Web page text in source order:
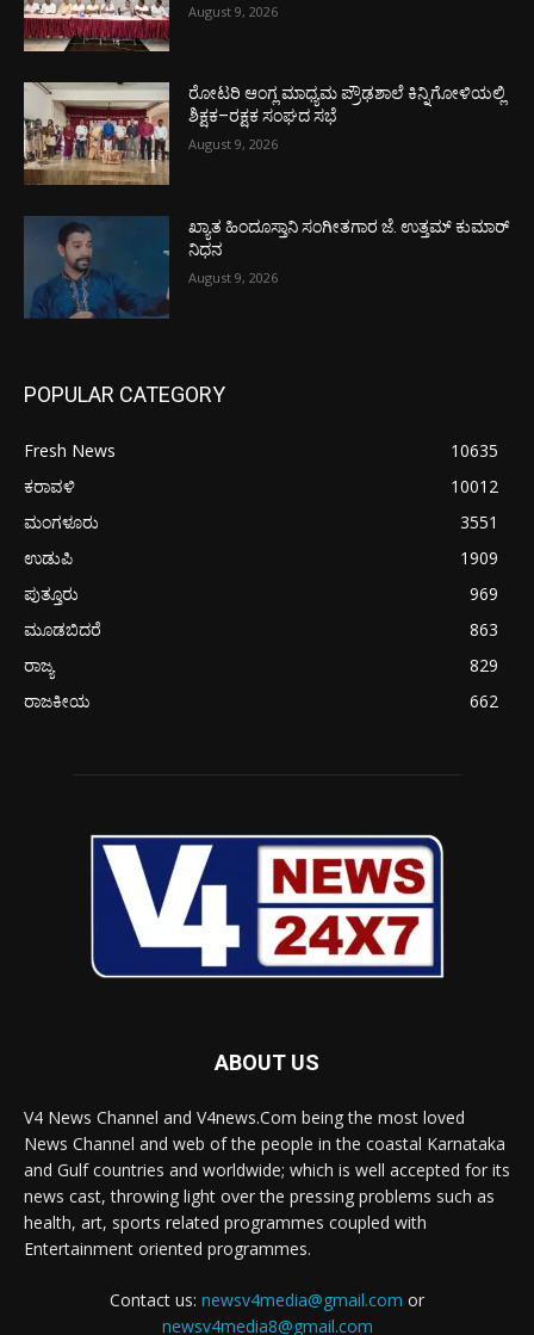
August 9, 2026
ರೋಟರಿ ಆಂಗ್ಲ ಮಾಧ್ಯಮ ಪ್ರೌಢಶಾಲೆ ಕಿನ್ನಿಗೋಳಿಯಲ್ಲಿ
ಶಿಕ್ಷಕ–ರಕ್ಷಕ ಸಂಘದ ಸಭೆ
August 9, 2026
ಖ್ಯಾತ ಹಿಂದೂಸ್ತಾನಿ ಸಂಗೀತಗಾರ ಜೆ. ಉತ್ತಮ್ ಕುಮಾರ್
ನಿಧನ
August 9, 2026
POPULAR CATEGORY
Fresh News
10635
ಕರಾವಳಿ
10012
ಮಂಗಳೂರು
3551
ಉಡುಪಿ
1909
ಪುತ್ತೂರು
969
ಮೂಡಬಿದರೆ
863
ರಾಜ್ಯ
829
ರಾಜಕೀಯ
662
ABOUT US
V4 News Channel and V4news.Com being the most loved
News Channel and web of the people in the coastal Karnataka
and Gulf countries and worldwide; which is well accepted for its
news cast, throwing light over the pressing problems such as
health, art, sports related programmes coupled with
Entertainment oriented programmes.
Contact us: newsv4media@gmail.com or
newsv4media8@gmail.com